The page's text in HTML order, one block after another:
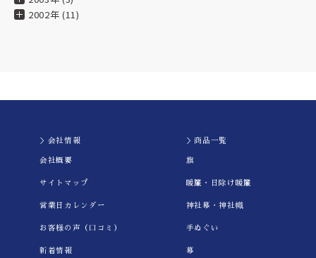
2002年 (11)
＞会社情報
会社概要
サイトマップ
営業日カレンダー
お客様の声（口コミ）
新着情報
＞商品一覧
旗
暖簾・日除け暖簾
神社幕・神社幟
手ぬぐい
幕